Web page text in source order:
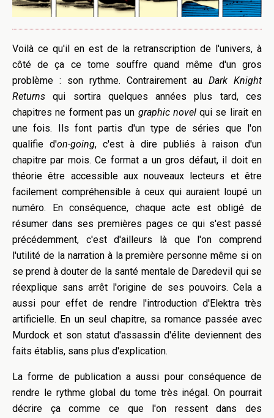
Voilà ce qu'il en est de la retranscription de l'univers, à
côté de ça ce tome souffre quand même d'un gros
problème : son rythme. Contrairement au Dark Knight
Returns qui sortira quelques années plus tard, ces
chapitres ne forment pas un graphic novelqui se lirait en
une fois. Ils font partis d'un type de séries que l'on
qualifie d'on-going, c'est à dire publiés à raison d'un
chapitre par mois. Ce format a un gros défaut, il doit en
théorie être accessible aux nouveaux lecteurs et être
facilement compréhensible à ceux qui auraient loupé un
numéro. En conséquence, chaque acte est obligé de
résumer dans ses premières pages ce qui s'est passé
précédemment, c'est d'ailleurs là que l'on comprend
l'utilité de la narration à la première personne même si on
se prend à douter de la santé mentale de Daredevil qui se
réexplique sans arrêt l'origine de ses pouvoirs. Cela a
aussi pour effet de rendre l'introduction d'Elektra très
artificielle. En un seul chapitre, sa romance passée avec
Murdock et son statut d'assassin d'élite deviennent des
faits établis, sans plus d'explication.
La forme de publication a aussi pour conséquence de
rendre le rythme global du tome très inégal. On pourrait
décrire ça comme ce que l'on ressent dans des